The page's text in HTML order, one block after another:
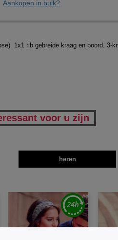
Aankopen in bulk?
1x1 rib gebreide kraag en boord.
voor u zijn
heren